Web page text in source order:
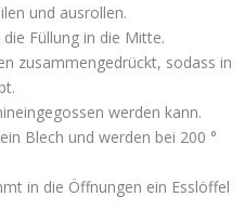
und ausrollen.
Füllung in die Mitte.
zusammengedrückt, sodass in
werden kann.
Blech und werden bei 200 °
in die Öffnungen ein Esslöffel